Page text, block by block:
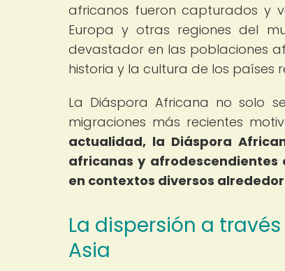
africanos fueron capturados y
Europa y otras regiones del
devastador en las poblaciones
historia y la cultura de los países
La Diáspora Africana no solo
migraciones más recientes
actualidad, la Diáspora
africanas y
en contextos diversos
La dispersión a
Asia